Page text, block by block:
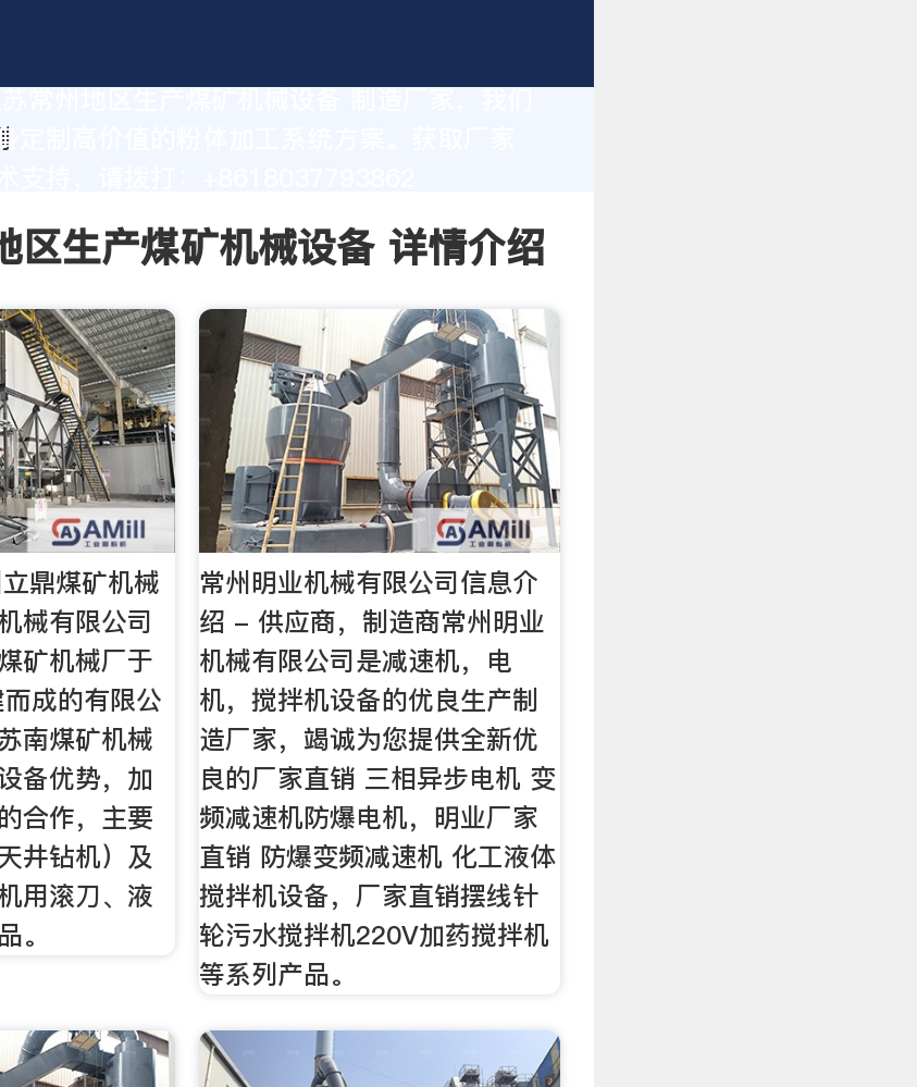
定制高价值的粉体加工系统方案。获取厂家
区生产煤矿机械设备 详情介绍
鼎煤矿机械
械有限公司
矿机械厂于
成的有限公
南煤矿机械
备优势，加
合作，主要
井钻机）及
用滚刀、液
。
常州明业机械有限公司信息介
绍 - 供应商，制造商常州明业
机械有限公司是减速机，电
机，搅拌机设备的优良生产制
造厂家，竭诚为您提供全新优
良的厂家直销 三相异步电机 变
频减速机防爆电机，明业厂家
直销 防爆变频减速机 化工液体
搅拌机设备，厂家直销摆线针
轮污水搅拌机220V加药搅拌机
等系列产品。